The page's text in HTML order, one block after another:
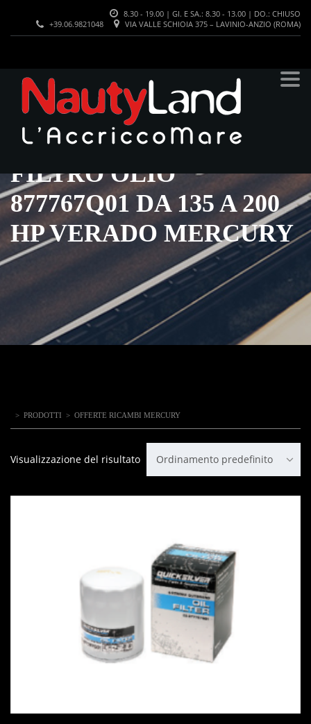
8.30 - 19.00 | GI. E SA.: 8.30 - 13.00 | DO.: CHIUSO
VIA VALLE SCHIOIA 375 – LAVINIO-ANZIO (ROMA)
+39.06.9821048
FILTRO OLIO
877767Q01 DA 135 A 200
HP VERADO MERCURY
> PRODOTTI > OFFERTE RICAMBI MERCURY
Visualizzazione del risultato Ordinamento predefinito